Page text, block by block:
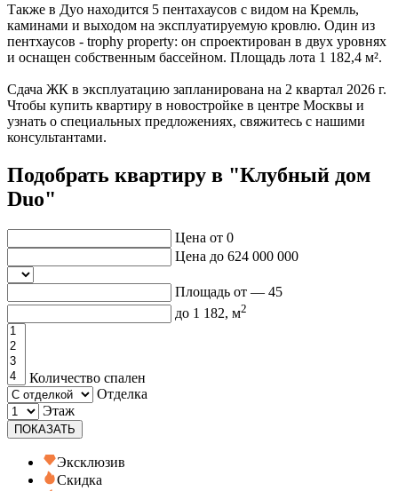
Также в Дуо находится 5 пентахаусов с видом на Кремль,
каминами и выходом на эксплуатируемую кровлю. Один из
пентхаусов - trophy property: он спроектирован в двух уровнях
и оснащен собственным бассейном. Площадь лота 1 182,4 м².
Сдача ЖК в эксплуатацию запланирована на 2 квартал 2026 г.
Чтобы купить квартиру в новостройке в центре Москвы и
узнать о специальных предложениях, свяжитесь с нашими
консультантами.
Подобрать квартиру в "Клубный дом
Duo"
Цена от 0
Цена до 624 000 000
Площадь от — 45
до 1 182, м2
Количество спален
Отделка
Этаж
ПОКАЗАТЬ
Эксклюзив
Скидка